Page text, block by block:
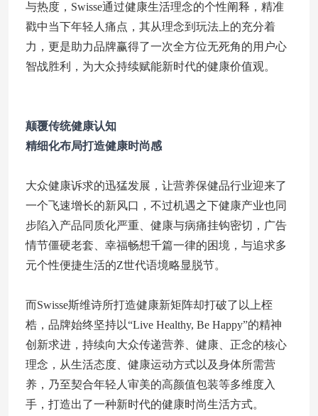
与热度，Swisse通过健康生活理念的个性阐释，精准
戳中当下年轻人痛点，其从理念到玩法上的充分着
力，更是助力品牌赢得了一次全方位无死角的用户心
智战胜利，为大众持续赋能新时代的健康价值观。
颠覆传统健康认知
精细化布局打造健康时尚感
大众健康诉求的迅猛发展，让营养保健品行业迎来了
一个飞速增长的新风口，不过机遇之下健康产业也同
步陷入产品同质化严重、健康与病痛挂钩密切，广告
情节僵硬老套、幸福畅想千篇一律的困境，与追求多
元个性便捷生活的Z世代语境略显脱节。
而Swisse斯维诗所打造健康新矩阵却打破了以上桎
梏，品牌始终坚持以“Live Healthy, Be Happy”的精神
创新求进，持续向大众传递营养、健康、正念的核心
理念，从生活态度、健康运动方式以及身体所需营
养，乃至契合年轻人审美的高颜值包装等多维度入
手，打造出了一种新时代的健康时尚生活方式。